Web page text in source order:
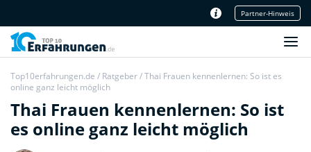
Unser Redaktionsteam
Partner-Hinweis
Top10erfahrungen.de / Ratgeber/Thai Frauen kennenlernen: So ist es
online ganz leicht möglich
Thai Frauen kennenlernen: So ist
es online ganz leicht möglich